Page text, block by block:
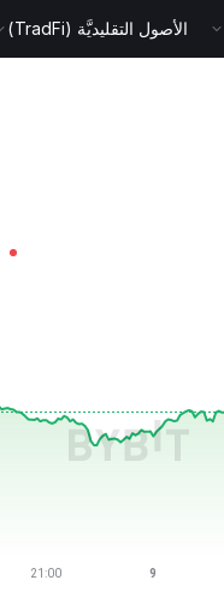
الأصول التقليديَّة (TradFi)